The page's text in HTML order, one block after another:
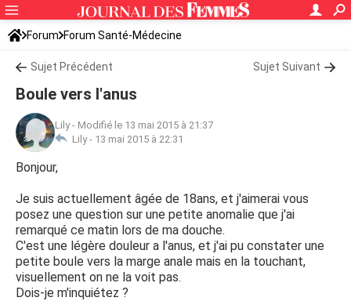
Forum Forum Santé-Médecine
Symptômes et maladies courantes
Sujet Précédent Sujet Suivant
Boule vers l'anus
Lily- Modifié le 13 mai 2015 à 21:37
Lily - 13 mai 2015 à 22:31
Bonjour,
Je suis actuellement âgée de 18ans, et j'aimerai vous
posez une question sur une petite anomalie que j'ai
remarqué ce matin lors de ma douche.
C'est une légère douleur a l'anus, et j'ai pu constater une
petite boule vers la marge anale mais en la touchant,
visuellement on ne la voit pas.
Dois-je m'inquiétez ?